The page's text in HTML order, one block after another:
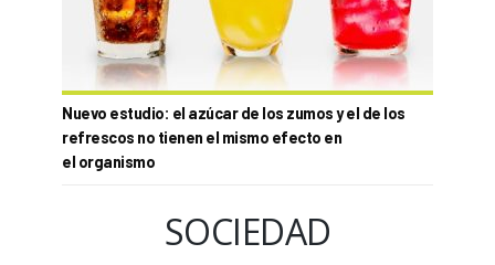
Nuevo estudio: el azúcar de los zumos y el de los
refrescos no tienen el mismo efecto en
el organismo
SOCIEDAD